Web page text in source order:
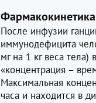
Фармакокинетика
После инфузии
иммунодефицита
мг на 1 кг веса тела)
«концентрация –
Максимальная
часа и находится в